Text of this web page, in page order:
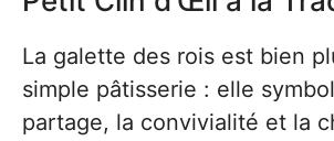
La galette des rois est bien
simple pâtisserie : elle
partage, la convivialité et la